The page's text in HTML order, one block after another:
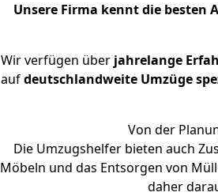
Unsere Firma kennt die besten
Wir verfügen über jahrelange
aufdeutschlandweite Umzüge
Von der
Die Umzugshelfer bieten auch
Möbeln und das Entsorgen von
daher